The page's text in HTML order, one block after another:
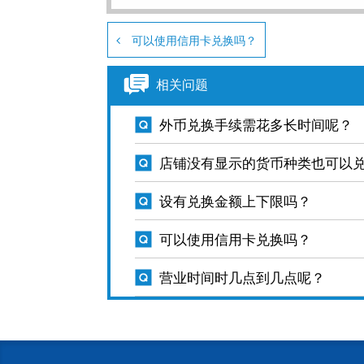
可以使用信用卡兑换吗？
相关问题
外币兑换手续需花多长时间呢？
店铺没有显示的货币种类也可以
设有兑换金额上下限吗？
可以使用信用卡兑换吗？
营业时间时几点到几点呢？